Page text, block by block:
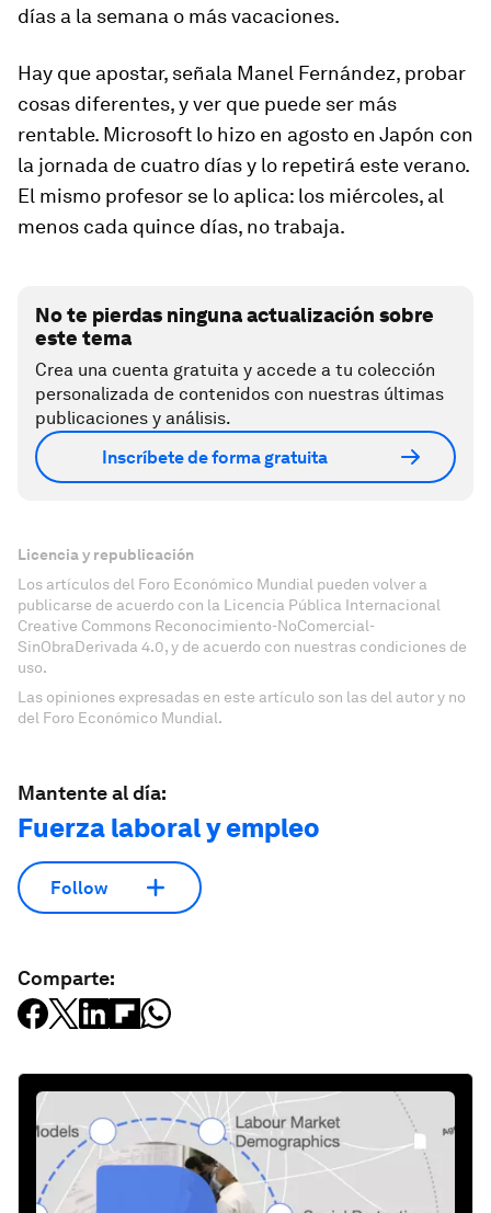
días a la semana o más vacaciones.
Hay que apostar, señala Manel Fernández, probar
cosas diferentes, y ver que puede ser más
rentable. Microsoft lo hizo en agosto en Japón con
la jornada de cuatro días y lo repetirá este verano.
El mismo profesor se lo aplica: los miércoles, al
menos cada quince días, no trabaja.
No te pierdas ninguna actualización sobre
este tema
Crea una cuenta gratuita y accede a tu colección
personalizada de contenidos con nuestras últimas
publicaciones y análisis.
Inscríbete de forma gratuita
Licencia y republicación
Los artículos del Foro Económico Mundial pueden volver a
publicarse de acuerdo con la Licencia Pública Internacional
Creative Commons Reconocimiento-NoComercial-
SinObraDerivada 4.0, y de acuerdo con nuestras condiciones de
uso.
Las opiniones expresadas en este artículo son las del autor y no
del Foro Económico Mundial.
Mantente al día:
Fuerza laboral y empleo
Follow
Comparte: